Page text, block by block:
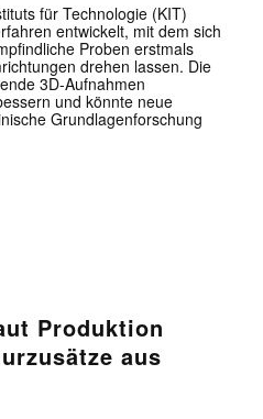
für Technologie (KIT)
entwickelt, mit dem sich
Proben erstmals
drehen lassen. Die
3D-Aufnahmen
und könnte neue
Grundlagenforschung
Produktion
aus